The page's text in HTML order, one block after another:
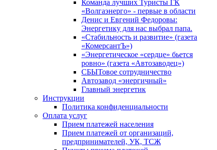
Команда лучших Туристы ГК
«Волгаэнерго» - первые в области
Денис и Евгений Федоровы:
Энергетику для нас выбрал папа.
«Стабильность и развитие» (газета
«КомерсантЪ»)
«Энергетическое «сердце» бьется
ровно» (газета «Автозаводец»)
СБЫТовое сотрудничество
Автозавод «энергичный»
Главный энергетик
Инструкции
Политика конфиденциальности
Оплата услуг
Прием платежей населения
Прием платежей от организаций,
предпринимателей, УК, ТСЖ